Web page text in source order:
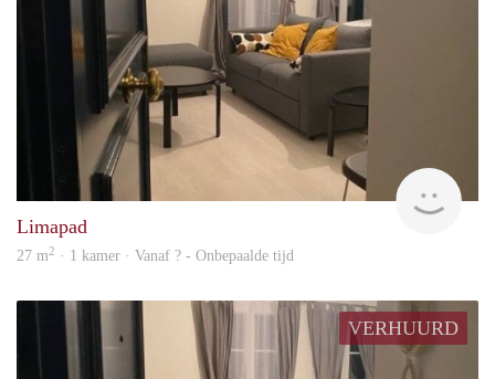
Limapad
27 m2 · 1 kamer · Vanaf ? - Onbepaalde tijd
VERHUURD